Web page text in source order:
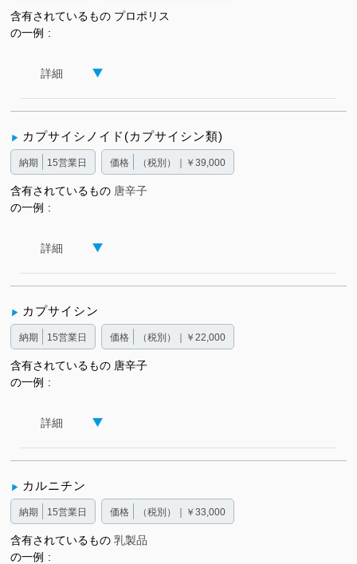
含有されているもの
の一例
プロポリス
詳細
カプサイシノイド(カプサイシン類)
納期 15営業日 価格 （税別）｜￥39,000
含有されているもの
の一例
唐辛子
詳細
カプサイシン
納期 15営業日 価格 （税別）｜￥22,000
含有されているもの
の一例
唐辛子
詳細
カルニチン
納期 15営業日 価格 （税別）｜￥33,000
含有されているもの
の一例
乳製品